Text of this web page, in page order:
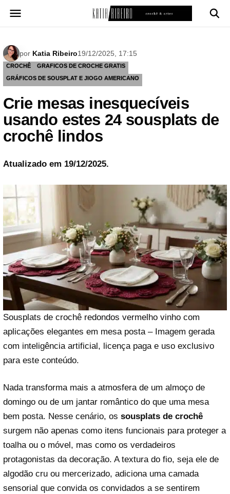
para
por Katia Ribeiro19/12/2025, 17:15
CROCHÊ
GRAFICOS DE CROCHE GRATIS
GRÁFICOS DE SOUSPLAT E JIOGO AMERICANO
Crie mesas inesquecíveis
usando estes 24 sousplats de
crochê lindos
Atualizado em 19/12/2025.
Sousplats de crochê redondos vermelho vinho com
aplicações elegantes em mesa posta – Imagem gerada
com inteligência artificial, licença paga e uso exclusivo
para este conteúdo.
Nada transforma mais a atmosfera de um almoço de
domingo ou de um jantar romântico do que uma mesa
bem posta. Nesse cenário, os sousplats de crochê
surgem não apenas como itens funcionais para proteger a
toalha ou o móvel, mas como os verdadeiros
protagonistas da decoração. A textura do fio, seja ele de
algodão cru ou mercerizado, adiciona uma camada
sensorial que convida os convidados a se sentirem